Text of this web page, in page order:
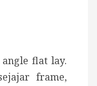
flat lay.
frame,